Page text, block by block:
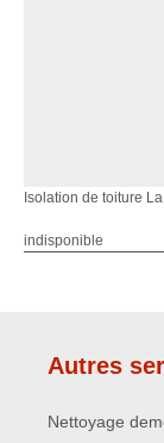
Isolation de toiture
indisponible
Autres
Nettoyage